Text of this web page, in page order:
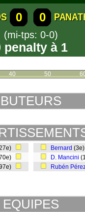
0 0
(mi-tps: 0-0)
penalty à 1
40 50
BUTEURS
Bernard
D. Mancini
Rubén
EQUIPES